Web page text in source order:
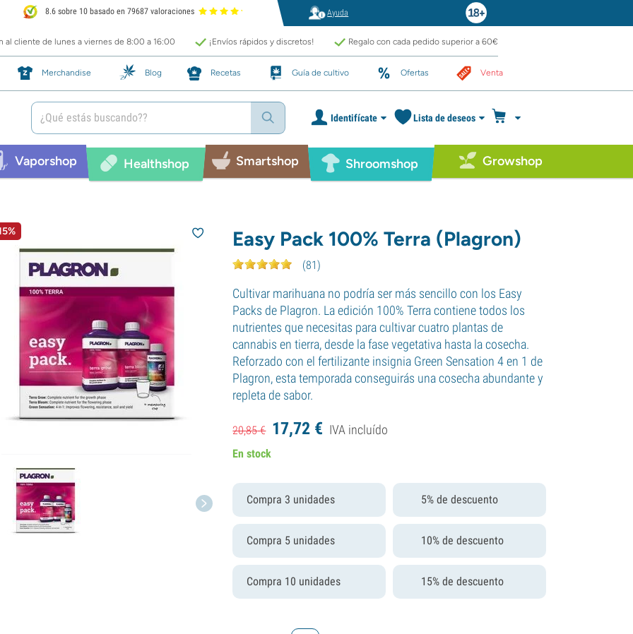
8.6 sobre 10 basado en 79687 valoraciones Ayuda
al cliente de lunes a viernes de 8:00 a 16:00 ¡Envíos rápidos y discretos! Regalo con cada pedido superior a 60€
Merchandise Blog Recetas Guía de cultivo Ofertas Venta
Identifícate Lista de deseos
Vaporshop Healthshop Smartshop Shroomshop Growshop
Easy Pack 100% Terra (Plagron)
(81)
Cultivar marihuana no podría ser más sencillo con los Easy
Packs de Plagron. La edición 100% Terra contiene todos los
nutrientes que necesitas para cultivar cuatro plantas de
cannabis en tierra, desde la fase vegetativa hasta la cosecha.
Reforzado con el fertilizante insignia Green Sensation 4 en 1 de
Plagron, esta temporada conseguirás una cosecha abundante y
repleta de sabor.
20,85€ 17,72 € IVA incluído
En stock
Compra 3 unidades 5% de descuento
Compra 5 unidades 10% de descuento
Compra 10 unidades 15% de descuento